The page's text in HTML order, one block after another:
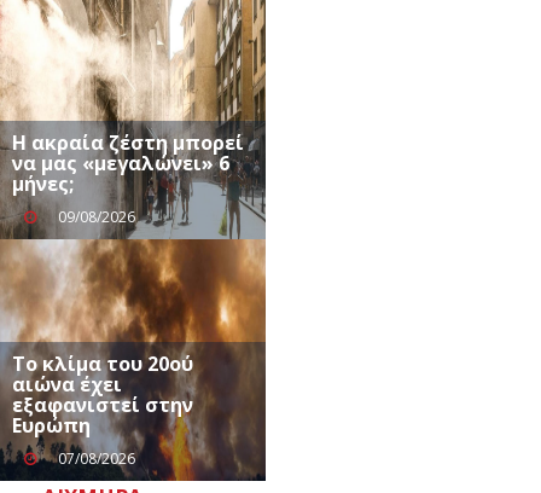
Η ακραία ζέστη μπορεί
να μας «μεγαλώνει» 6
μήνες;
09/08/2026
Το κλίμα του 20ού
αιώνα έχει
εξαφανιστεί στην
Ευρώπη
07/08/2026